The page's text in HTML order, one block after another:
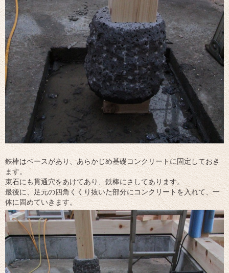
鉄棒はベースがあり、あらかじめ基礎コンクリートに固定しておき
ます。
束石にも貫通穴をあけてあり、鉄棒にさしてあります。
最後に、足元の四角くくり抜いた部分にコンクリートを入れて、一
体に固めていきます。